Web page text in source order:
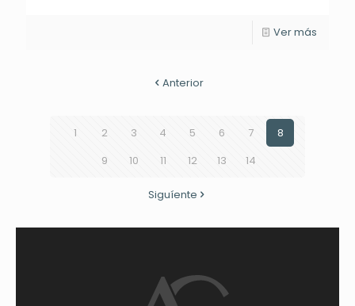
Ver más
Anterior
1 2 3 4 5 6 7
8
9
10 11 12 13 14
Siguíente